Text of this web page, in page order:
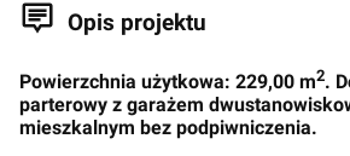
Opis projektu
Powierzchnia użytkowa: 229,00 m2.
parterowy z garażem
mieszkalnym bez podpiwniczenia.